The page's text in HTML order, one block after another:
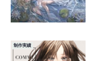
制作実績